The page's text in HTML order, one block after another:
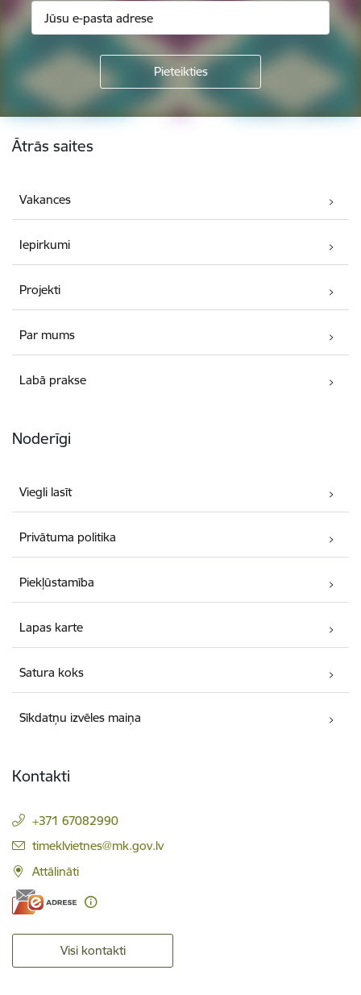
Kājene
Ātrās saites
Vakances
Iepirkumi
Projekti
Par mums
Labā prakse
Noderīgi
Viegli lasīt
Privātuma politika
Piekļūstamība
Lapas karte
Satura koks
Sīkdatņu izvēles maiņa
Kontakti
+371 67082990
E-pasts:
timeklvietnes@mk.gov.lv
Attālināti
Visi kontakti